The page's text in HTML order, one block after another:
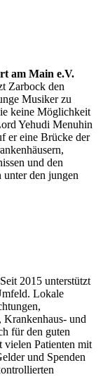
am Main e.V.
Zarbock den
Musiker zu
keine Möglichkeit
Yehudi Menuhin
er eine Brücke der
und den
unter den jungen
2015 unterstützt
Lokale
Krankenhaus- und
für den guten
vielen Patienten mit
und Spenden